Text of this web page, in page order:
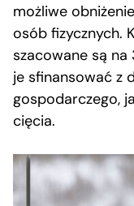
możliwe
osób fizycznych.
szacowane są
je sfinansować z
gospodarczego,
cięcia.